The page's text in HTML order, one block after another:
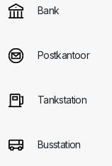
Bank
Postkantoor
Tankstation
Busstation